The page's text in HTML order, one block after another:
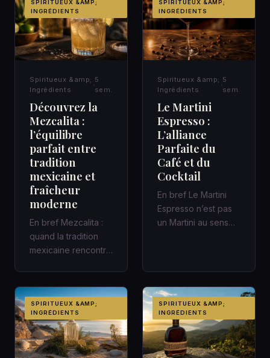
SPIRITUEUX &AMP;
INGRÉDIENTS
Spiritueux &amp;
Ingrédients
5
sem.
Découvrez la
Mezcalita :
l’équilibre
parfait entre
tradition
mexicaine et
fraîcheur
moderne
En bref Mezcalita :
quand la tradition
mexicaine rencontre
d’a…
SPIRITUEUX &AMP;
INGRÉDIENTS
Spiritueux &amp;
Ingrédients
5
sem.
Le Martini
Espresso :
L’alliance
Parfaite du
Café et du
Cocktail
En bref Le Martini
Espresso n’est pas
un Martini au sens
SPIRITUEUX &AMP;
INGRÉDIENTS
SPIRITUEUX &AMP;
INGRÉDIENTS